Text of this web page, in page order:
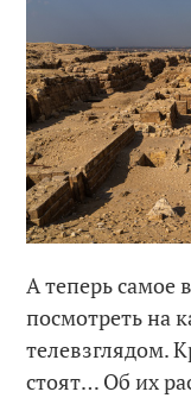
А теперь самое
посмотреть на
телевзглядом.
стоят… Об их